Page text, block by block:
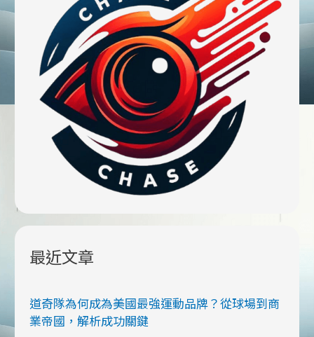
供
最近文章
道奇隊為何成為美國最強運動品牌？從球場到商
業帝國，解析成功關鍵